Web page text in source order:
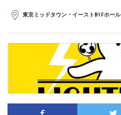
東京ミッドタウン・イーストB1Fホール